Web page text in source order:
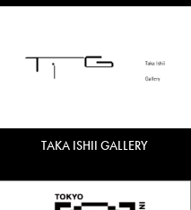
TAKA ISHII GALLERY